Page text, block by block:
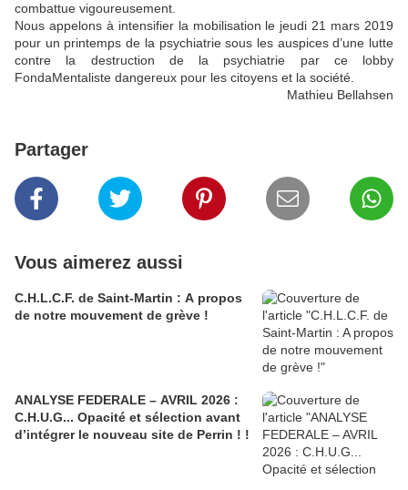
combattue vigoureusement.
Nous appelons à intensifier la mobilisation le jeudi 21 mars 2019
pour un printemps de la psychiatrie sous les auspices d’une lutte
contre la destruction de la psychiatrie par ce lobby
FondaMentaliste dangereux pour les citoyens et la société.
Mathieu Bellahsen
Partager
Vous aimerez aussi
C.H.L.C.F. de Saint-Martin : A propos
de notre mouvement de grève !
ANALYSE FEDERALE – AVRIL 2026 :
C.H.U.G... Opacité et sélection avant
d’intégrer le nouveau site de Perrin ! !